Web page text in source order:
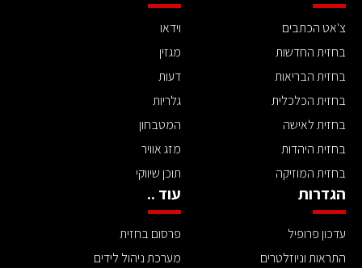
צ'אט הכתבים
בחזית החדשות
בחזית הבריאות
בחזית הכלכלית
בחזית לאישה
בחזית היהדות
בחזית המוזיקה
וידאו
מגזין
דעות
גלריות
המטבחון
מזג אוויר
תוכן שיווקי
הגדרות
עדכון פרופיל
התראות וניוזלטרים
עוד ..
פרסום בחזית
מערכת ניהול לידים